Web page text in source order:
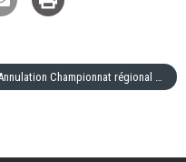
Annulation Championnat régional campagne par équipe 2021